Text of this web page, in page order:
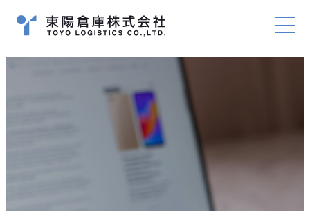
お問い合わせ
サイトマップ
プライバシーポリシー